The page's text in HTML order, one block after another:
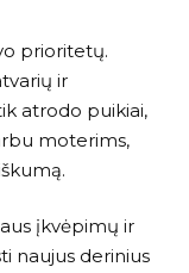
prioritetų.
ir
atrodo puikiai,
moterims,
įkvėpimų ir
naujus derinius